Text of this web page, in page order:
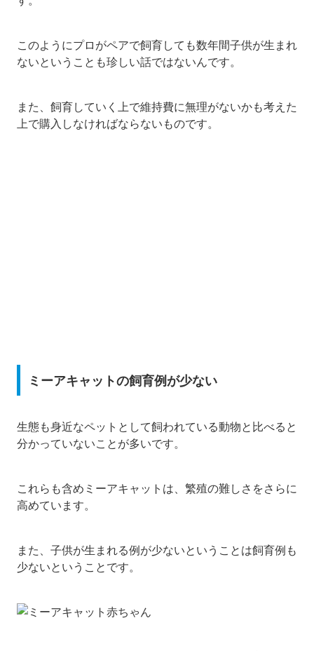
このようにプロがペアで飼育しても数年間子供が生まれ
ないということも珍しい話ではないんです。
また、飼育していく上で維持費に無理がないかも考えた
上で購入しなければならないものです。
ミーアキャットの飼育例が少ない
生態も身近なペットとして飼われている動物と比べると
分かっていないことが多いです。
これらも含めミーアキャットは、繁殖の難しさをさらに
高めています。
また、子供が生まれる例が少ないということは飼育例も
少ないということです。